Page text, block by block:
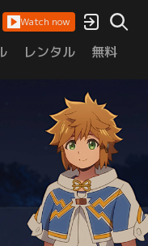
Watch now
レンタル 無料